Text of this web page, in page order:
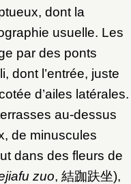
dont la
usuelle. Les
par des ponts
dont l’entrée, juste
d’ailes latérales.
au-dessus
de minuscules
dans des fleurs de
zuo, 結跏趺坐),